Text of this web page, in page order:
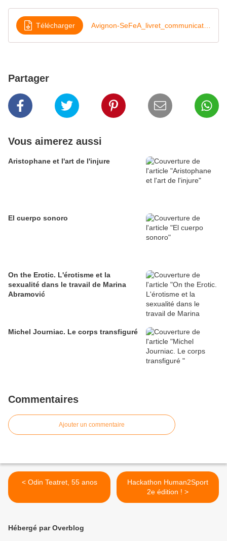
Télécharger
Partager
Vous aimerez aussi
Aristophane et l'art de l'injure
El cuerpo sonoro
On the Erotic. L'érotisme et la
sexualité dans le travail de Marina
Abramović
Michel Journiac. Le corps transfiguré
Commentaires
Ajouter un commentaire
< Odin Teatret, 55 anos
Hackathon Human2Sport
2e édition ! >
Hébergé par Overblog